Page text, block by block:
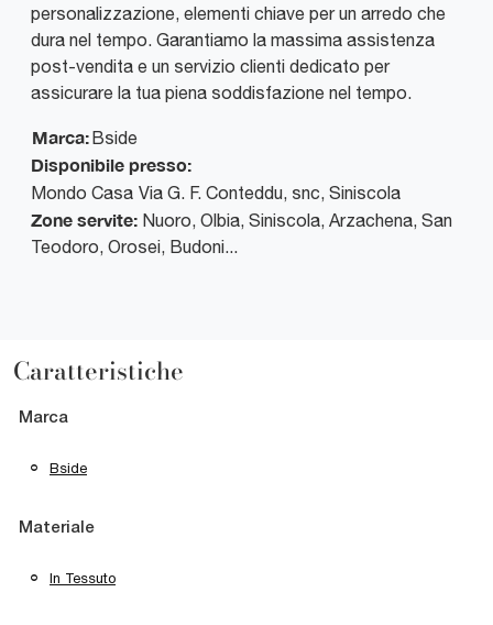
personalizzazione, elementi chiave per un arredo che
dura nel tempo. Garantiamo la massima assistenza
post-vendita e un servizio clienti dedicato per
assicurare la tua piena soddisfazione nel tempo.
Marca:Bside
Disponibile presso:
Mondo Casa Via G. F. Conteddu, snc, Siniscola
Zone servite: Nuoro, Olbia, Siniscola, Arzachena, San
Teodoro, Orosei, Budoni...
Caratteristiche
Marca
Bside
Materiale
In Tessuto